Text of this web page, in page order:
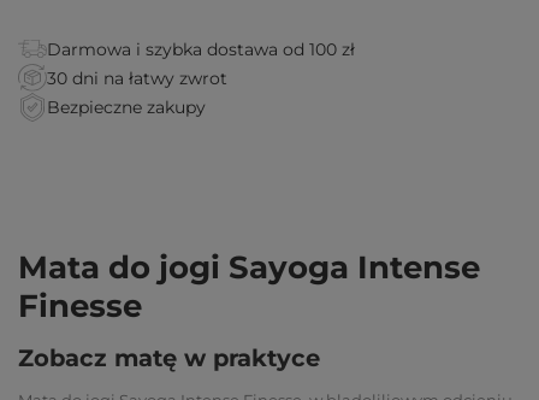
Darmowa i szybka dostawa od 100 zł
30 dni na łatwy zwrot
Bezpieczne zakupy
Mata do jogi Sayoga Intense
Finesse
Zobacz matę w praktyce